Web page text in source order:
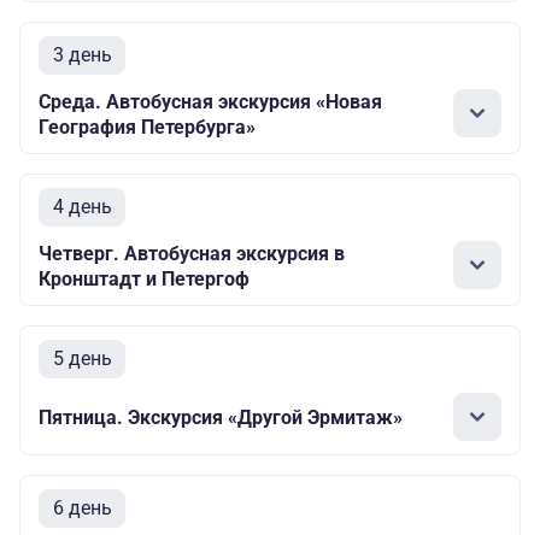
3 день
Среда. Автобусная экскурсия «Новая
География Петербурга»
4 день
Четверг. Автобусная экскурсия в
Кронштадт и Петергоф
5 день
Пятница. Экскурсия «Другой Эрмитаж»
6 день